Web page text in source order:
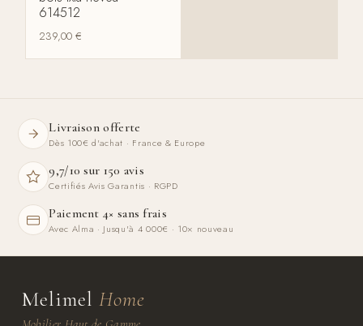
614512
239,00€
Livraison offerte
Dès 100€ d'achat · France & Europe
9,7/10 sur 150 avis
Certifiés Avis Garantis · RGPD
Paiement 4× sans frais
Avec Alma · Jusqu'à 4 000€ · 10× nouveau
Melimel Home